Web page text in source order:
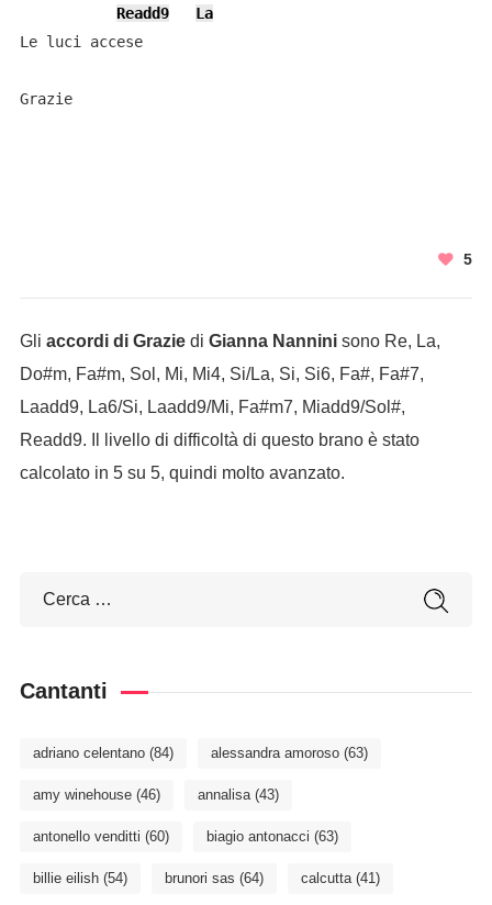
Readd9
La
Le luci accese
Grazie
5
Gli accordi di Graziedi Gianna Nanninisono Re, La,
Do#m, Fa#m, Sol, Mi, Mi4, Si/La, Si, Si6, Fa#, Fa#7,
Laadd9, La6/Si, Laadd9/Mi, Fa#m7, Miadd9/Sol#,
Readd9. Il livello di difficoltà di questo brano è stato
calcolato in 5 su 5, quindi molto avanzato.
Cantanti
adriano celentano(84) alessandra amoroso(63)
amy winehouse(46) annalisa(43)
antonello venditti (60) biagio antonacci (63)
billie eilish(54) brunori sas (64) calcutta(41)